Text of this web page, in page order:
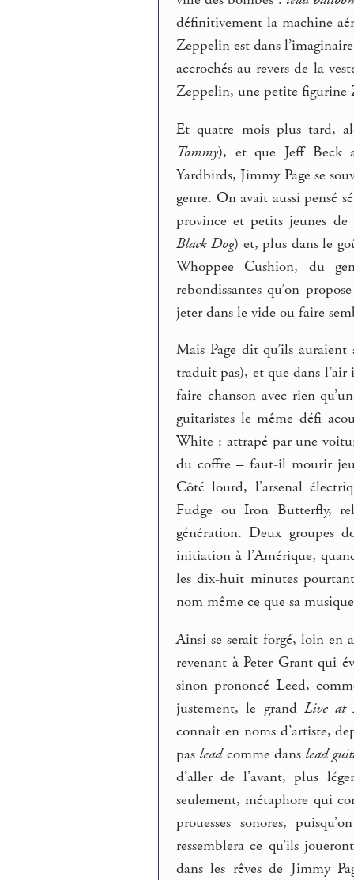
définitivement la machine
Zeppelin est dans
accrochés au revers de la
Zeppelin, une petite figurine
Et quatre mois plus tard,
Tommy), et que Jeff Beck
Yardbirds, Jimmy Page se
genre. On avait aussi pensé
province et petits jeunes
Black Dog) et, plus dans le
Whoppee Cushion, du
rebondissantes qu’on
jeter dans le vide ou faire
Mais Page dit qu’ils auraient
traduit pas), et que dans
faire chanson avec rien
guitaristes le même défi
White : attrapé par une
du coffre – faut-il mourir
Côté lourd, l’arsenal
Fudge ou Iron Butterfly,
génération. Deux groupes
initiation à l’Amérique,
les dix-huit minutes
nom même ce que sa
Ainsi se serait forgé, loin
revenant à Peter Grant qui
sinon prononcé Leed,
justement, le grand Live at
connaît en noms d’artiste,
pas leadcomme dans lead
d’aller de l’avant, plus
seulement, métaphore qui
prouesses sonores,
ressemblera ce qu’ils
dans les rêves de Jimmy